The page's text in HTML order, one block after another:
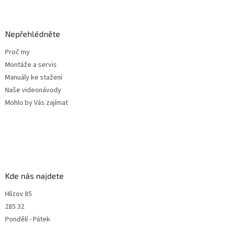
Nepřehlédněte
Proč my
Montáže a servis
Manuály ke stažení
Naše videonávody
Mohlo by Vás zajímat
Kde nás najdete
Hlízov 85
285 32
Pondělí - Pátek